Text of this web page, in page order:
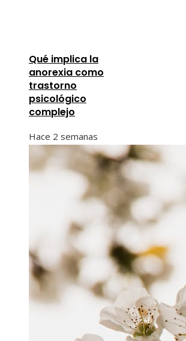
Qué implica la
anorexia como
trastorno
psicológico
complejo
Hace 2 semanas